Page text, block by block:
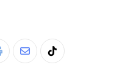
ShareTiktok